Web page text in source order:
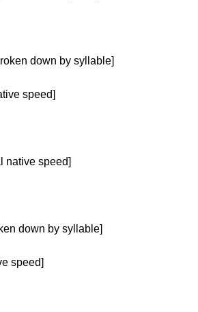
down by syllable]
speed]
native speed]
down by syllable]
speed]